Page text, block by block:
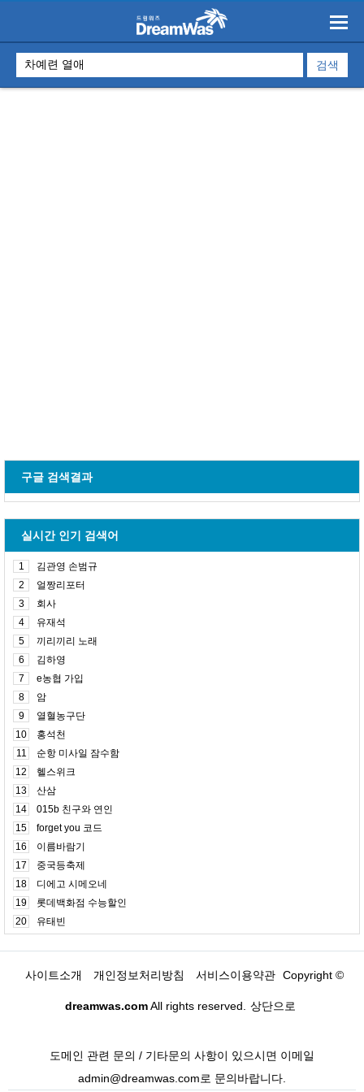
구글 검색결과
실시간 인기 검색어
1
김관영 손범규
2
얼짱리포터
3
회사
4
유재석
5
끼리끼리 노래
6
김하영
7
e농협 가입
8
암
9
열혈농구단
10
홍석천
11
순항 미사일 잠수함
12
헬스위크
13
산삼
14
015b 친구와 연인
15
forget you 코드
16
이름바람기
17
중국등축제
18
디에고 시메오네
19
롯데백화점 수능할인
20
유태빈
사이트소개 개인정보처리방침 서비스이용약관 Copyright ©
dreamwas.comAll rights reserved. 상단으로
도메인 관련 문의 / 기타문의 사항이 있으시면 이메일
admin@dreamwas.com로 문의바랍니다.